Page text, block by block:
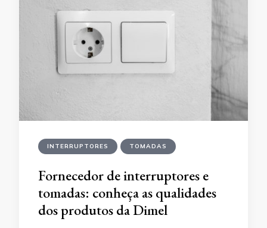
INTERRUPTORES TOMADAS
Fornecedor de interruptores e
tomadas: conheça as qualidades
dos produtos da Dimel